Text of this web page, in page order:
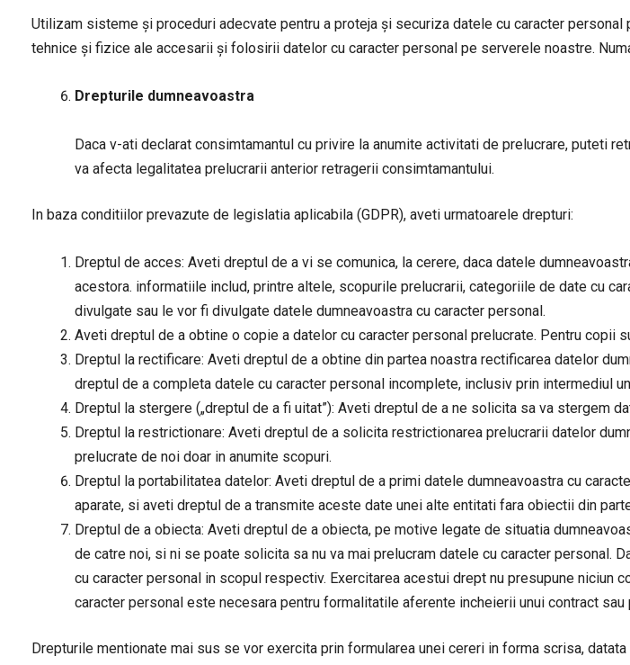
Utilizam sisteme şi proceduri adecvate pentru a proteja şi securiza datele cu caracter
tehnice şi fizice ale accesarii şi folosirii datelor cu caracter personal pe serverele noastre.
Drepturile dumneavoastra
Daca v-ati declarat consimtamantul cu privire la anumite activitati de prelucrare, puteti
va afecta legalitatea prelucrarii anterior retragerii consimtamantului.
In baza conditiilor prevazute de legislatia aplicabila (GDPR), aveti urmatoarele drepturi:
Dreptul de acces: Aveti dreptul de a vi se comunica, la cerere, daca datele
acestora. informatiile includ, printre altele, scopurile prelucrarii, categoriile de date cu
divulgate sau le vor fi divulgate datele dumneavoastra cu caracter personal.
Aveti dreptul de a obtine o copie a datelor cu caracter personal prelucrate. Pentru
Dreptul la rectificare: Aveti dreptul de a obtine din partea noastra rectificarea datelor
dreptul de a completa datele cu caracter personal incomplete, inclusiv prin intermediul
Dreptul la stergere („dreptul de a fi uitat”): Aveti dreptul de a ne solicita sa va stergem
Dreptul la restrictionare: Aveti dreptul de a solicita restrictionarea prelucrarii datelor
prelucrate de noi doar in anumite scopuri.
Dreptul la portabilitatea datelor: Aveti dreptul de a primi datele dumneavoastra cu
aparate, si aveti dreptul de a transmite aceste date unei alte entitati fara obiectii din
Dreptul de a obiecta: Aveti dreptul de a obiecta, pe motive legate de situatia
de catre noi, si ni se poate solicita sa nu va mai prelucram datele cu caracter personal.
cu caracter personal in scopul respectiv. Exercitarea acestui drept nu presupune
caracter personal este necesara pentru formalitatile aferente incheierii unui contract sau
Drepturile mentionate mai sus se vor exercita prin formularea unei cereri in forma scrisa, datata